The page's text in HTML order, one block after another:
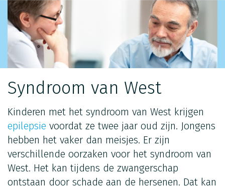
Syndroom van West
Kinderen met het syndroom van West krijgen
epilepsie voordat ze twee jaar oud zijn. Jongens
hebben het vaker dan meisjes. Er zijn
verschillende oorzaken voor het syndroom van
West. Het kan tijdens de zwangerschap
ontstaan door schade aan de hersenen. Dat kan